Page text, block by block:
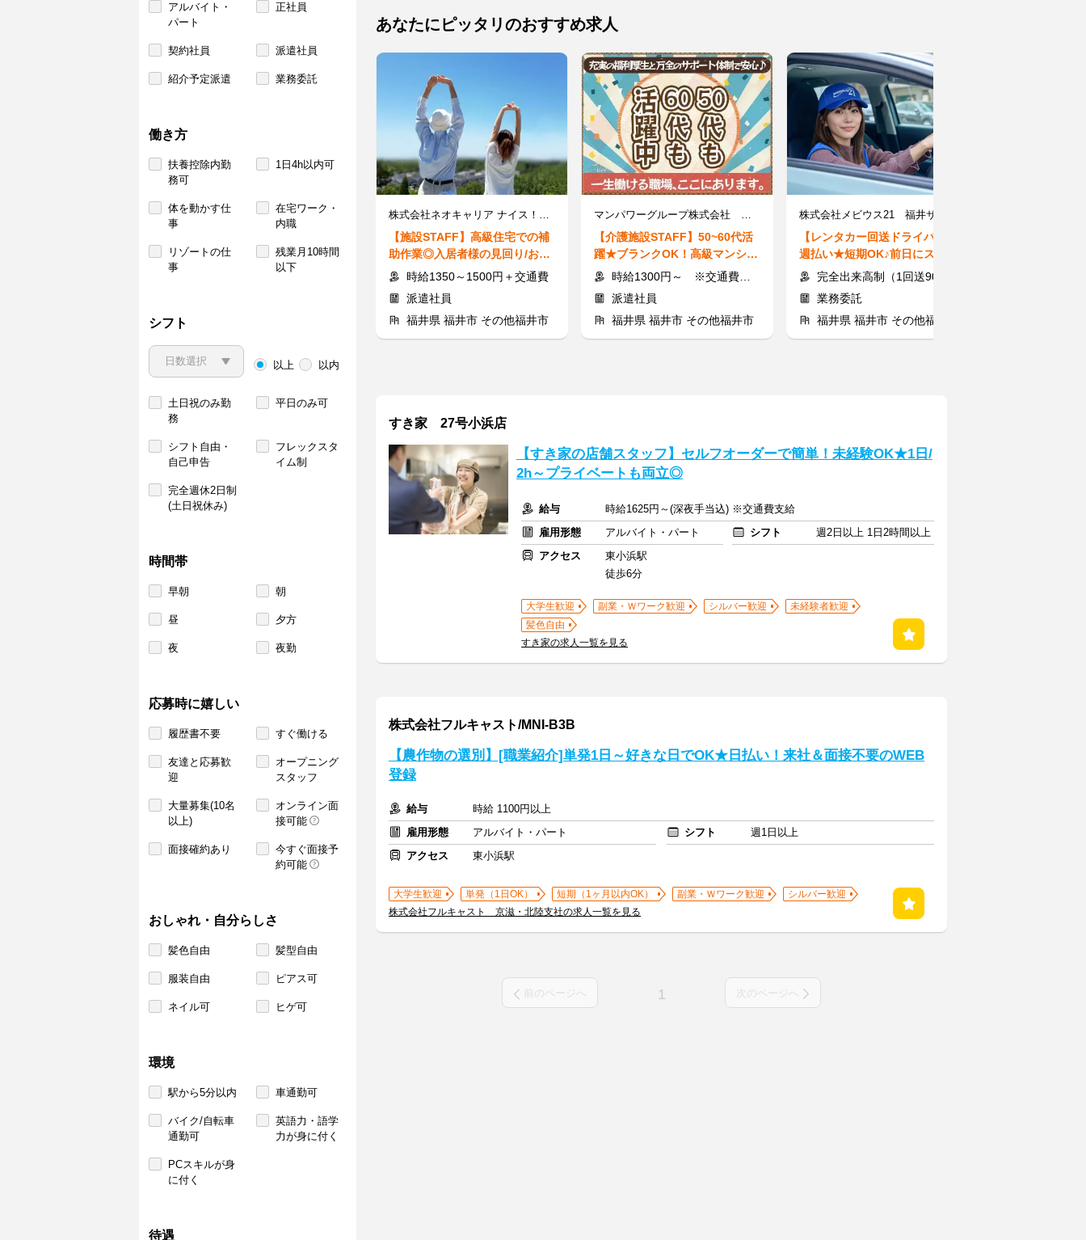
アルバイト・
パート
正社員
契約社員 派遣社員
紹介予定派遣 業務委託
働き方
扶養控除内勤
務可
1日4h以内可
体を動かす仕
事
在宅ワーク・
内職
リゾートの仕
事
残業月10時間
以下
シフト
以上 以内
土日祝のみ勤
務
平日のみ可
シフト自由・
自己申告
フレックスタ
イム制
完全週休2日制
(土日祝休み)
時間帯
早朝 朝
昼 夕方
夜 夜勤
応募時に嬉しい
履歴書不要 すぐ働ける
友達と応募歓
迎
オープニング
スタッフ
大量募集(10名
以上)
オンライン面
接可能
面接確約あり
今すぐ面接予
約可能
おしゃれ・自分らしさ
髪色自由 髪型自由
服装自由 ピアス可
ネイル可 ヒゲ可
環境
駅から5分以内 車通勤可
バイク/自転車
通勤可
英語力・語学
力が身に付く
PCスキルが身
に付く
待遇
あなたにピッタリのおすすめ求人
株式会社ネオキャリア ナイス！介護事業部 金沢支店／KNZ
【施設STAFF】高級住宅での補
助作業◎入居者様の見回り/お買
い物代行
時給1350～1500円＋交通費
派遣社員
福井県 福井市 その他福井市
マンパワーグループ株式会社 ケアサービス事業本部 金沢支店/1001313S
【介護施設STAFF】50~60代活
躍★ブランクOK！高級マンショ
ンで生活のお手伝い◎
時給1300円～ ※交通費全額
派遣社員
福井県 福井市 その他福井市
【レンタカー回送ドライバー】
週払い★短期OK♪前日にスマホ
で申請のみ！AT限定OK◎
完全出来高制（1回送900円～+1kmあたり12円～）＋交通費
業務委託
福井県 福井市 その他福井市
すき家 27号小浜店
【すき家の店舗スタッフ】セルフオーダーで簡単！未経験OK★1日/
2h～プライベートも両立◎
給与
時給1625円～(深夜手当込) ※交通費支給
雇用形態
アルバイト・パート シフト
週2日以上 1日2時間以上
アクセス
東小浜駅
徒歩6分
大学生歓迎 副業・Ｗワーク歓迎 シルバー歓迎
未経験者歓迎
髪色自由
すき家の求人一覧を見る
株式会社フルキャスト/MNI-B3B
【農作物の選別】[職業紹介]単発1日～好きな日でOK★日払い！来社＆面接不要のWEB
登録
給与
時給 1100円以上
雇用形態
アルバイト・パート シフト
週1日以上
アクセス
東小浜駅
大学生歓迎 単発（1日OK） 短期（1ヶ月以内OK） 副業・Ｗワーク歓迎
シルバー歓迎
株式会社フルキャスト 京滋・北陸支社の求人一覧を見る
前のページへ 1 次のページへ